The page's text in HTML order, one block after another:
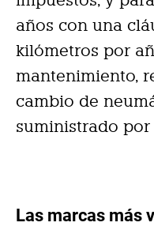
años con una
kilómetros por
mantenimiento,
cambio de
suministrado por